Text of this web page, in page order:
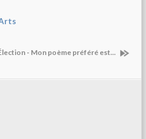
- Mon poème préféré est...